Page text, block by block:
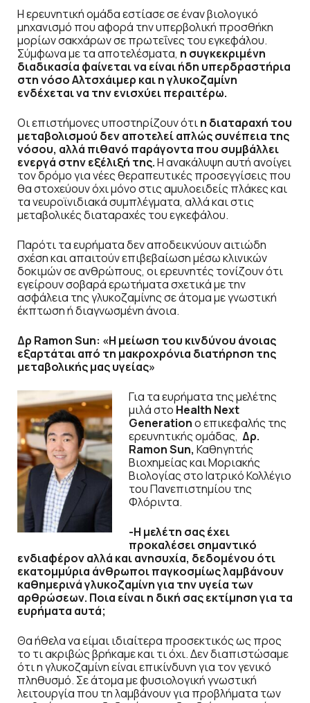
Η ερευνητική ομάδα εστίασε σε έναν βιολογικό
μηχανισμό που αφορά την υπερβολική προσθήκη
μορίων σακχάρων σε πρωτεΐνες του εγκεφάλου.
Σύμφωνα με τα αποτελέσματα, η συγκεκριμένη
διαδικασία φαίνεται να είναι ήδη υπερδραστήρια
στη νόσο Αλτσχάιμερ και η γλυκοζαμίνη
ενδέχεται να την ενισχύει περαιτέρω.
Οι επιστήμονες υποστηρίζουν ότιη διαταραχή του
μεταβολισμού δεν αποτελεί απλώς συνέπεια της
νόσου, αλλά πιθανό παράγοντα που συμβάλλει
ενεργά στην εξέλιξή της.Η ανακάλυψη αυτή ανοίγει
τον δρόμο για νέες θεραπευτικές προσεγγίσεις που
θα στοχεύουν όχι μόνο στις αμυλοειδείς πλάκες και
τα νευροϊνιδιακά συμπλέγματα, αλλά και στις
μεταβολικές διαταραχές του εγκεφάλου.
Παρότι τα ευρήματα δεν αποδεικνύουν αιτιώδη
σχέση και απαιτούν επιβεβαίωση μέσω κλινικών
δοκιμών σε ανθρώπους, οι ερευνητές τονίζουν ότι
εγείρουν σοβαρά ερωτήματα σχετικά με την
ασφάλεια της γλυκοζαμίνης σε άτομα με γνωστική
έκπτωση ή διαγνωσμένη άνοια.
Δρ Ramon Sun: «Η μείωση του κινδύνου άνοιας
εξαρτάται από τη μακροχρόνια διατήρηση της
μεταβολικής μας υγείας»
Για τα ευρήματα της μελέτης
μιλά στο Health Next
Generationο επικεφαλής της
ερευνητικής ομάδας, Δρ.
Ramon Sun, Καθηγητής
Βιοχημείας και Μοριακής
Βιολογίας στο Ιατρικό Κολλέγιο
του Πανεπιστημίου της
Φλόριντα.
-Η μελέτη σας έχει
προκαλέσει σημαντικό
ενδιαφέρον αλλά και ανησυχία, δεδομένου ότι
εκατομμύρια άνθρωποι παγκοσμίως λαμβάνουν
καθημερινά γλυκοζαμίνη για την υγεία των
αρθρώσεων. Ποια είναι η δική σας εκτίμηση για τα
ευρήματα αυτά;
Θα ήθελα να είμαι ιδιαίτερα προσεκτικός ως προς
το τι ακριβώς βρήκαμε και τι όχι. Δεν διαπιστώσαμε
ότι η γλυκοζαμίνη είναι επικίνδυνη για τον γενικό
πληθυσμό. Σε άτομα με φυσιολογική γνωστική
λειτουργία που τη λαμβάνουν για προβλήματα των